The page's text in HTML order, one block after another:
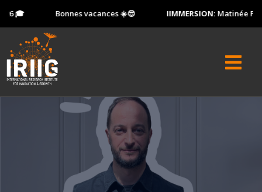
🎓 Bonnes vacances ☀️😎 IIMMERSION:Matinée